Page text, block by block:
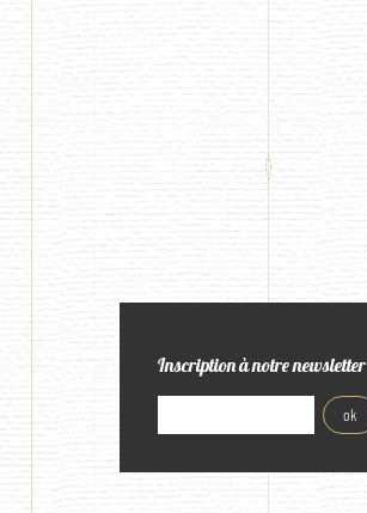
Inscription à notre newsletter